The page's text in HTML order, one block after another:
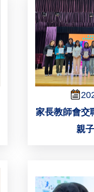
家長教師會交
親